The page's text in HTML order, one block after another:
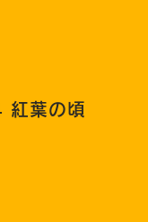
紅葉の頃